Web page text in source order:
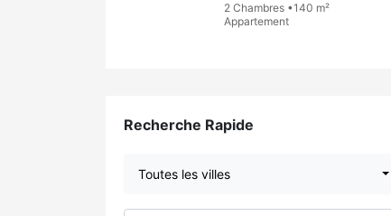
2 Chambres •140 m²
Appartement
Recherche Rapide
Toutes les villes